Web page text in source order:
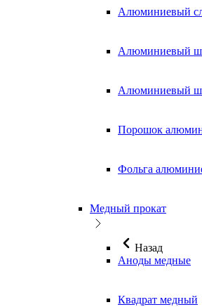
Алюминиевый
Алюминиевый
Алюминиевый
Порошок
Фольга
Медный прокат
Назад
Аноды медные
Квадрат медный